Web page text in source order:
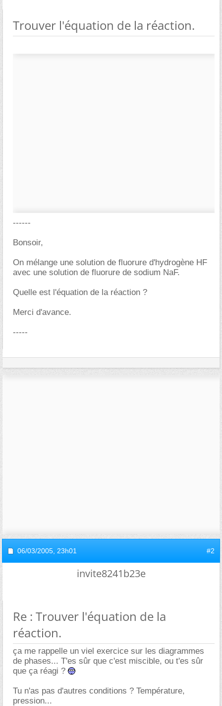
Trouver l'équation de la réaction.
------
Bonsoir,
On mélange une solution de fluorure d'hydrogène HF
avec une solution de fluorure de sodium NaF.
Quelle est l'équation de la réaction ?
Merci d'avance.
-----
06/03/2005, 23h01 #2
invite8241b23e
Re : Trouver l'équation de la
réaction.
ça me rappelle un viel exercice sur les diagrammes
de phases... T'es sûr que c'est miscible, ou t'es sûr
que ça réagi ?
Tu n'as pas d'autres conditions ? Température,
pression...